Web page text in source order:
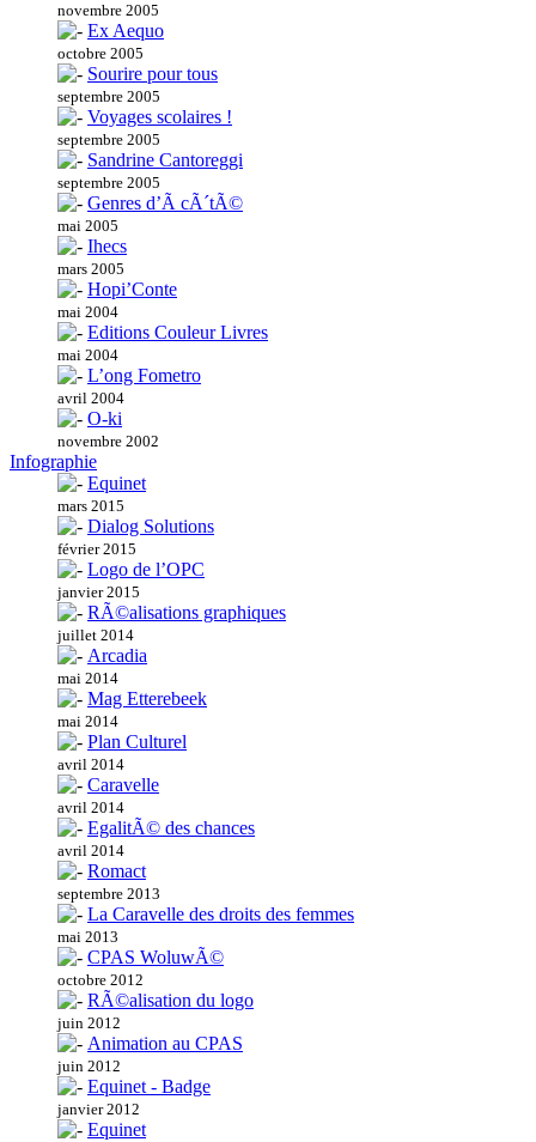
novembre 2005
Ex Aequo
octobre 2005
Sourire pour tous
septembre 2005
Voyages scolaires !
septembre 2005
Sandrine Cantoreggi
septembre 2005
Genres d’Ã cÃ´tÃ©
mai 2005
Ihecs
mars 2005
Hopi’Conte
mai 2004
Editions Couleur Livres
mai 2004
L’ong Fometro
avril 2004
O-ki
novembre 2002
Infographie
Equinet
mars 2015
Dialog Solutions
février 2015
Logo de l’OPC
janvier 2015
RÃ©alisations graphiques
juillet 2014
Arcadia
mai 2014
Mag Etterebeek
mai 2014
Plan Culturel
avril 2014
Caravelle
avril 2014
EgalitÃ© des chances
avril 2014
Romact
septembre 2013
La Caravelle des droits des femmes
mai 2013
CPAS WoluwÃ©
octobre 2012
RÃ©alisation du logo
juin 2012
Animation au CPAS
juin 2012
Equinet - Badge
janvier 2012
Equinet